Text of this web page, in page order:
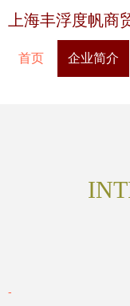
上海丰浮度帆商
首页 企业简介
-